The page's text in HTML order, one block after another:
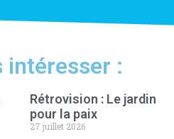
intéresser :
Rétrovision : Le jardin
pour la paix
27 juillet 2026